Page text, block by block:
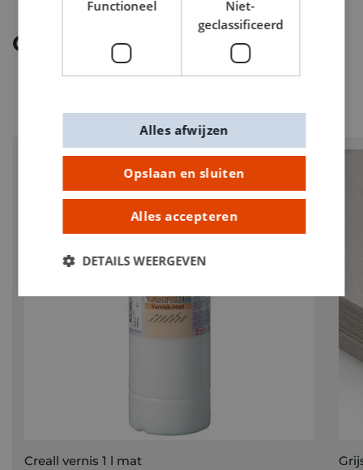
Ontdek meer
Creall vernis 1 l mat
Functioneel
Niet-
geclassificeerd
Opslaan en sluiten
Alles accepteren
Alles afwijzen
DETAILS WEERGEVEN